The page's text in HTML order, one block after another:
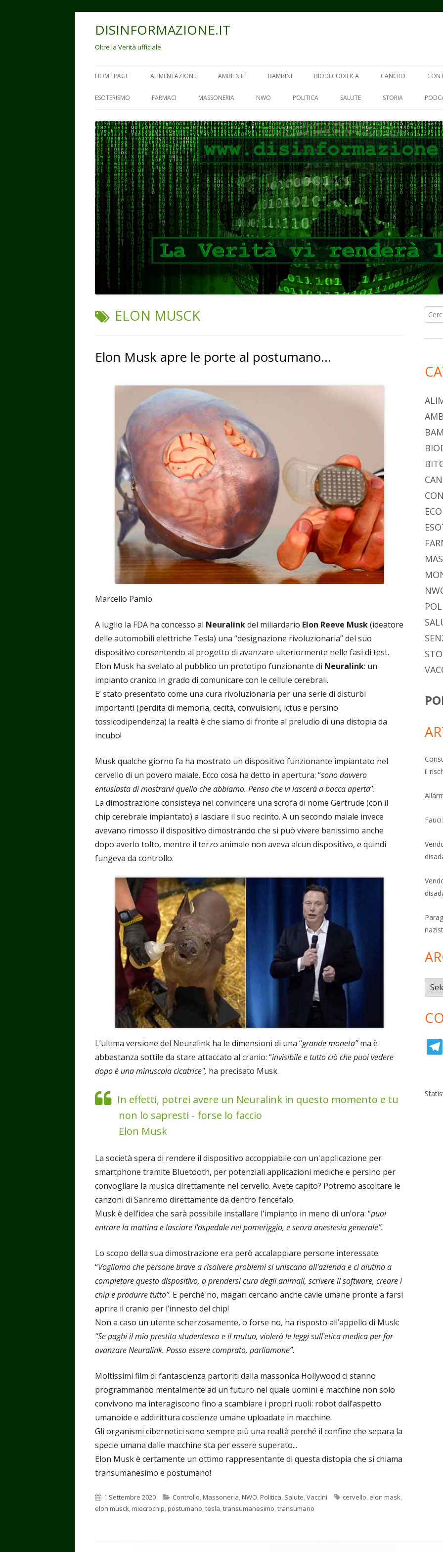
DISINFORMAZIONE.IT
Oltre la Verità ufficiale
Menu
principale
HOME PAGE ALIMENTAZIONE AMBIENTE BAMBINI BIODECODIFICA CANCRO
ESOTERISMO FARMACI MASSONERIA NWO POLITICA SALUTE STORIA
TAG:
ELON MUSCK
Elon Musk apre le porte al postumano…
Marcello Pamio
A luglio la FDA ha concesso al Neuralinkdel miliardario Elon Reeve Musk(ideatore
delle automobili elettriche Tesla) una “designazione rivoluzionaria” del suo
dispositivo consentendo al progetto di avanzare ulteriormente nelle fasi di test.
Elon Musk ha svelato al pubblico un prototipo funzionante di Neuralink: un
impianto cranico in grado di comunicare con le cellule cerebrali.
E’ stato presentato come una cura rivoluzionaria per una serie di disturbi
importanti (perdita di memoria, cecità, convulsioni, ictus e persino
tossicodipendenza) la realtà è che siamo di fronte al preludio di una distopia da
incubo!
Musk qualche giorno fa ha mostrato un dispositivo funzionante impiantato nel
cervello di un povero maiale. Ecco cosa ha detto in apertura: “sono davvero
entusiasta di mostrarvi quello che abbiamo. Penso che vi lascerà a boccaaperta”.
La dimostrazione consisteva nel convincere una scrofa di nome Gertrude (con il
chip cerebrale impiantato) a lasciare il suo recinto. A un secondo maiale invece
avevano rimosso il dispositivo dimostrando che si può vivere benissimo anche
dopo averlo tolto, mentre il terzo animale non aveva alcun dispositivo, e quindi
fungeva da controllo.
L’ultima versione del Neuralink ha le dimensioni di una “grande moneta”ma è
abbastanza sottile da stare attaccato al cranio: “invisibile e tutto ciò che puoi vedere
dopo è una minuscola cicatrice", ha precisato Musk.
In effetti, potrei avere un Neuralink in questo momento e tu
non lo sapresti - forse lo faccio
Elon Musk
La società spera di rendere il dispositivo accoppiabile con un'applicazione per
smartphone tramite Bluetooth, per potenziali applicazioni mediche e persino per
convogliare la musica direttamente nel cervello. Avete capito? Potremo ascoltare le
canzoni di Sanremo direttamente da dentro l’encefalo.
Musk è dell’idea che sarà possibile installare l'impianto in meno di un’ora: “puoi
entrare la mattina e lasciare l'ospedale nel pomeriggio, e senza anestesia generale”.
Lo scopo della sua dimostrazione era però accalappiare persone interessate:
“Vogliamo che persone brave a risolvere problemi si uniscano all'azienda e ci aiutino a
completare questo dispositivo, a prendersi cura degli animali, scrivere il software, creare i
chip e produrre tutto”. E perché no, magari cercano anche cavie umane pronte a farsi
aprire il cranio per l’innesto del chip!
Non a caso un utente scherzosamente, o forse no, ha risposto all’appello di Musk:
“Se paghi il mio prestito studentesco e il mutuo, violerò le leggi sull'etica medica per far
avanzare Neuralink. Posso essere comprato, parliamone”.
Moltissimi film di fantascienza partoriti dalla massonica Hollywood ci stanno
programmando mentalmente ad un futuro nel quale uomini e macchine non solo
convivono ma interagiscono fino a scambiare i propri ruoli: robot dall’aspetto
umanoide e addirittura coscienze umane uploadate in macchine.
Gli organismi cibernetici sono sempre più una realtà perché il confine che separa la
specie umana dalle macchine sta per essere superato...
Elon Musk è certamente un ottimo rappresentante di questa distopia che si chiama
transumanesimo e postumano!
Pubblicato
1 Settembre 2020 Categorie
Controllo,Massoneria,NWO,Politica, Salute,Vaccini Tag
cervello, elon mask,
elon musck,miocrochip,postumano,tesla,transumanesimo,transumano
per:
il